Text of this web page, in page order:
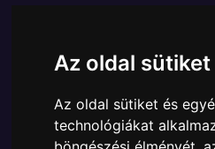
Az oldal
Az oldal sütiket és
technológiákat
A Funko POP - Animation
vinyl karakter , amely
POP In a Box - várja új